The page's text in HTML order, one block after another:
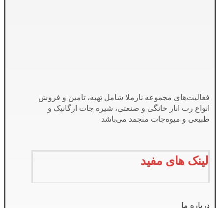
فعالیت‌های مجموعه نارملا شامل تهیه، تامین و فروش
انواع رب انار خانگی و صنعتی، شیره جات ارگانیک و
طبیعی و میوه‌جات منجمد می‌باشد
لینک های مفید
درباره ما